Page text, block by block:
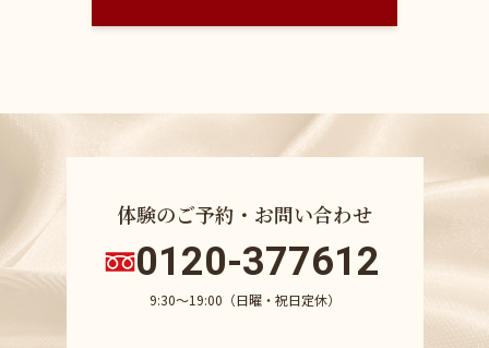
体験のご予約・お問い合わせ
0120-377612
9:30〜19:00（日曜・祝日定休）